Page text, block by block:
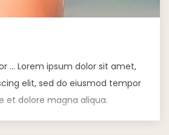
… Lorem ipsum dolor sit amet,
elit, sed do eiusmod tempor
et dolore magna aliqua.